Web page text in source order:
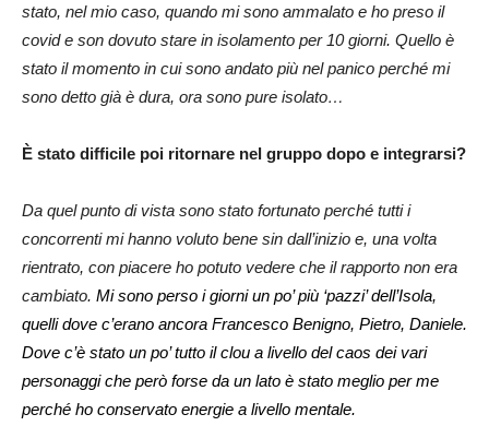
stato, nel mio caso, quando mi sono ammalato e ho preso il
covid e son dovuto stare in isolamento per 10 giorni. Quello è
stato il momento in cui sono andato più nel panico perché mi
sono detto già è dura, ora sono pure isolato…
È stato difficile poi ritornare nel gruppo dopo e integrarsi?
Da quel punto di vista sono stato fortunato perché tutti i
concorrenti mi hanno voluto bene sin dall’inizio e, una volta
rientrato, con piacere ho potuto vedere che il rapporto non era
cambiato. Mi sono perso i giorni un po’ più ‘pazzi’ dell’Isola,
quelli dove c’erano ancora Francesco Benigno, Pietro, Daniele.
Dove c’è stato un po’ tutto il clou a livello del caos dei vari
personaggi che però forse da un lato è stato meglio per me
perché ho conservato energie a livello mentale.